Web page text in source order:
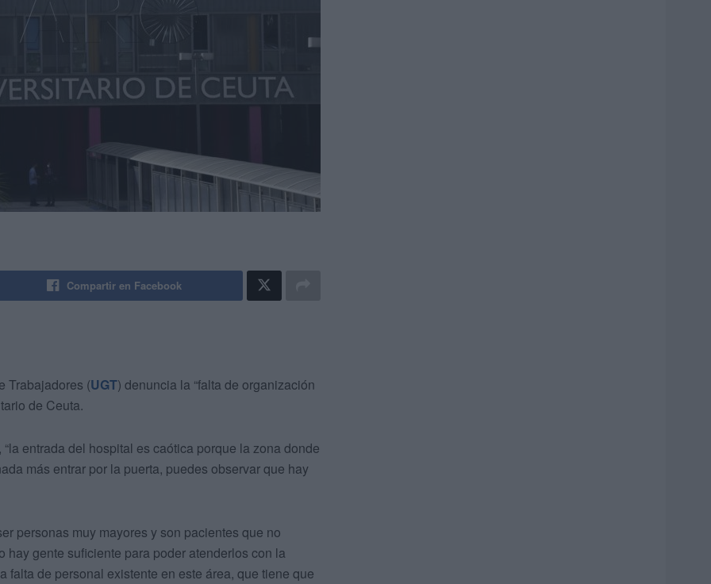
Compartir en Facebook
Trabajadores (UGT) denuncia la “falta de organización
de Ceuta.
, “la entrada del hospital es caótica porque la zona donde
más entrar por la puerta, puedes observar que hay
personas muy mayores y son pacientes que no
gente suficiente para poder atenderlos con la
de personal existente en este área, que tiene que